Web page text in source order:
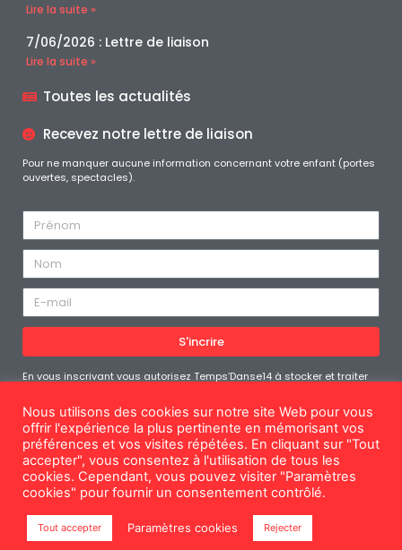
Lire la suite »
7/06/2026 : Lettre de liaison
Lire la suite »
Toutes les actualités
Recevez notre lettre de liaison
Pour ne manquer aucune information concernant votre enfant (portes
ouvertes, spectacles).
S'incrire
En vous inscrivant vous autorisez Temps’Danse14 à stocker et traiter
demandé. Vous pouvez vous désabonner à tout moment
Mentions légales
Nous utilisons des cookies sur notre site Web pour vous
offrir l'expérience la plus pertinente en mémorisant vos
préférences et vos visites répétées. En cliquant sur "Tout
accepter", vous consentez à l'utilisation de tous les
cookies. Cependant, vous pouvez visiter "Paramètres
cookies" pour fournir un consentement contrôlé.
Tout accepter Paramètres cookies Rejecter